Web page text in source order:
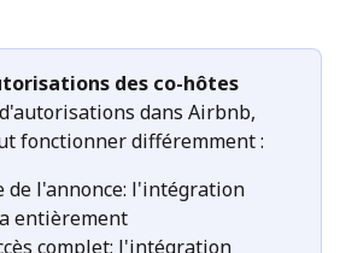
des co-hôtes
dans Airbnb,
fonctionner différemment :
de l'annonce: l'intégration
entièrement
complet: l'intégration